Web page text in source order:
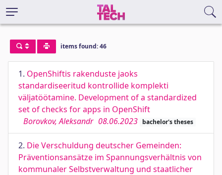
items found: 46
1. OpenShiftis rakenduste jaoks
standardiseeritud kontrollide komplekti
väljatöötamine. Development of a standardized
set of checks for apps in OpenShift
Borovkov, Aleksandr 08.06.2023 bachelor's theses
2. Die Verschuldung deutscher Gemeinden:
Präventionsansätze im Spannungsverhältnis von
kommunaler Selbstverwaltung und staatlicher